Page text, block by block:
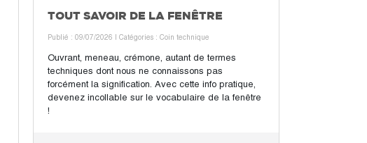
TOUT SAVOIR DE LA FENÊTRE
Publié : 09/07/2026 | Catégories : Coin technique
Ouvrant, meneau, crémone, autant de termes
techniques dont nous ne connaissons pas
forcément la signification. Avec cette info pratique,
devenez incollable sur le vocabulaire de la fenêtre
!